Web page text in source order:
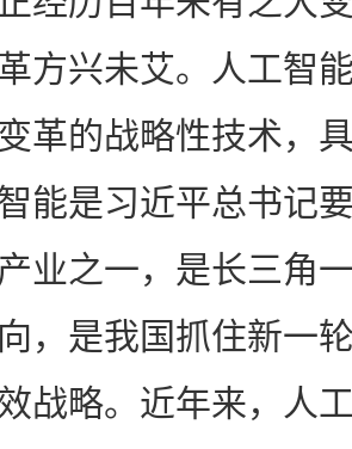
方兴未艾。人工智
革的战略性技术，
能是习近平总书记
业之一，是长三角
，是我国抓住新一
战略。近年来，人